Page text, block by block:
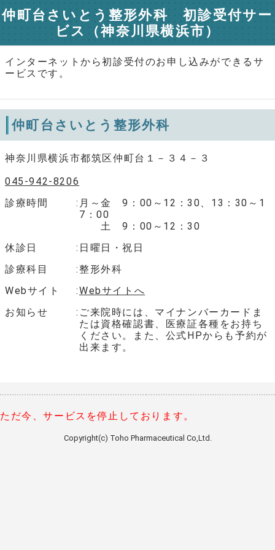
仲町台さいとう整形外科 初診受付サー
ビス（神奈川県横浜市）
インターネットから初診受付のお申し込みができるサ
ービスです。
仲町台さいとう整形外科
神奈川県横浜市都筑区仲町台１－３４－３
045-942-8206
診療時間
月～金 9：00～12：30、13：30～1
7：00
土 9：00～12：30
休診日
日曜日・祝日
診療科目
整形外科
Webサイト
Webサイトへ
お知らせ
ご来院時には、マイナンバーカードま
たは資格確認書、医療証各種をお持ち
ください。また、公式HPからも予約が
出来ます。
ただ今、サービスを停止しております。
Copyright(c) Toho Pharmaceutical Co,Ltd.